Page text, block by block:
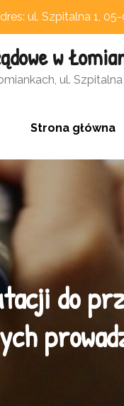
ul. Szpitalna 1,
w
ul.
Strona główna
do